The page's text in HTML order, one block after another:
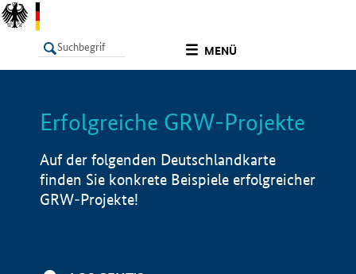
MENÜ
LISTE Info
Erfolgreiche GRW-Projekte
Auf der folgenden Deutschlandkarte
finden Sie konkrete Beispiele erfolgreicher
GRW-Projekte!